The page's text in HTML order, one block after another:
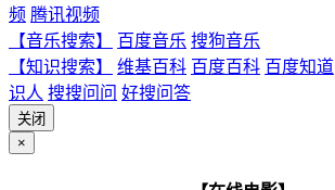
频 腾讯视频
【音乐搜索】
百度音乐 搜狗音乐
【知识搜索】
维基百科 百度百科 百度知道
识人 搜搜问问 好搜问答
关闭
×